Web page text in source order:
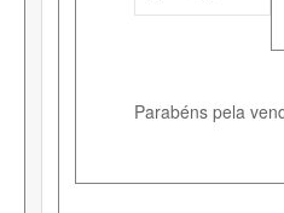
Parabéns pela